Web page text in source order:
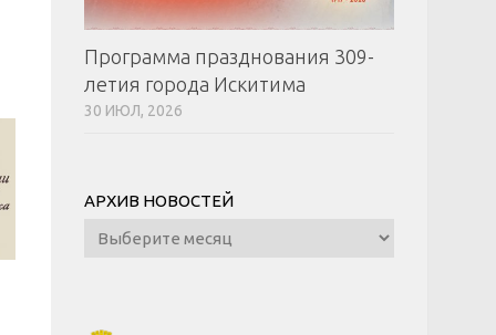
Программа празднования 309-
летия города Искитима
30 ИЮЛ, 2026
АРХИВ НОВОСТЕЙ
Архив
новостей